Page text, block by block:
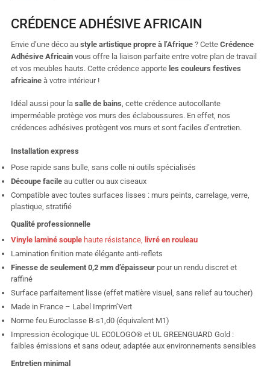
CRÉDENCE ADHÉSIVE AFRICAIN
Envie d’une déco au style artistique propre à l’Afrique ? Cette Crédence
Adhésive Africain vous offre la liaison parfaite entre votre plan de travail
et vos meubles hauts. Cette crédence apporte les couleurs festives
africaine à votre intérieur !
Idéal aussi pour la salle de bains, cette crédence autocollante
imperméable protège vos murs des éclaboussures. En effet, nos
crédences adhésives protègent vos murs et sont faciles d’entretien.
Installation express
Pose rapide sans bulle, sans colle ni outils spécialisés
Découpe facile au cutter ou aux ciseaux
Compatible avec toutes surfaces lisses : murs peints, carrelage, verre,
plastique, stratifié
Qualité professionnelle
Vinyle laminé souple haute résistance, livré en rouleau
Lamination finition mate élégante anti-reflets
Finesse de seulement 0,2 mm d’épaisseur pour un rendu discret et
raffiné
Surface parfaitement lisse (effet matière visuel, sans relief au toucher)
Made in France – Label Imprim’Vert
Norme feu Euroclasse B-s1,d0 (équivalent M1)
Impression écologique UL ECOLOGO® et UL GREENGUARD Gold :
faibles émissions et sans odeur, adaptée aux environnements sensibles
Entretien minimal